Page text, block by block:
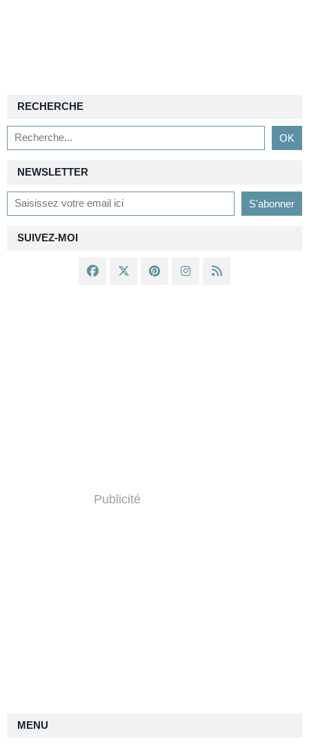
NEWSLETTER
SUIVEZ-MOI
RECHERCHE
Publicité
MENU